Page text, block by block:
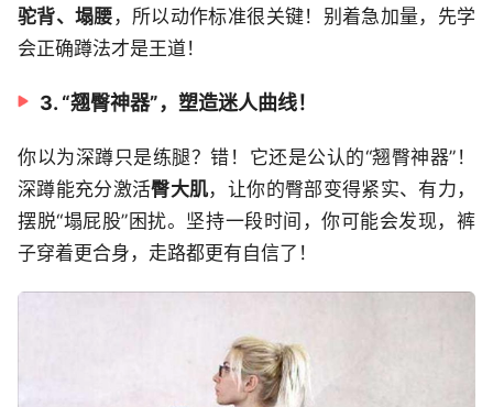
驼背、塌腰 ，所以动作标准很关键！别着急加量，先学
会正确蹲法才是王道！
3. “翘臀神器”，塑造迷人曲线！
你以为深蹲只是练腿？错！它还是公认的“翘臀神器”！
深蹲能充分激活臀大肌，让你的臀部变得紧实、有力，
摆脱“塌屁股”困扰。坚持一段时间，你可能会发现，裤
子穿着更合身，走路都更有自信了！